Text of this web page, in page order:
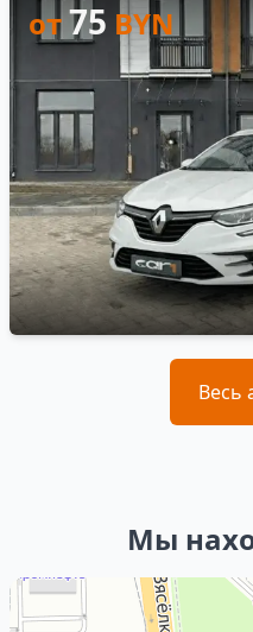
от75 BYN
Весь
Мы